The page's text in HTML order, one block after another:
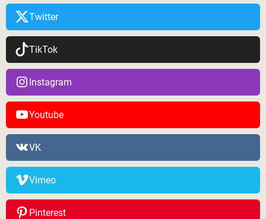
Twitter
TikTok
Instagram
Youtube
VK
Vimeo
Pinterest